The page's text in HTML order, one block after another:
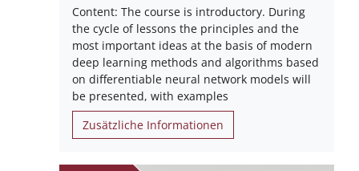
Content: The course is introductory. During
the cycle of lessons the principles and the
most important ideas at the basis of modern
deep learning methods and algorithms based
on differentiable neural network models will
be presented, with examples
Zusätzliche Informationen